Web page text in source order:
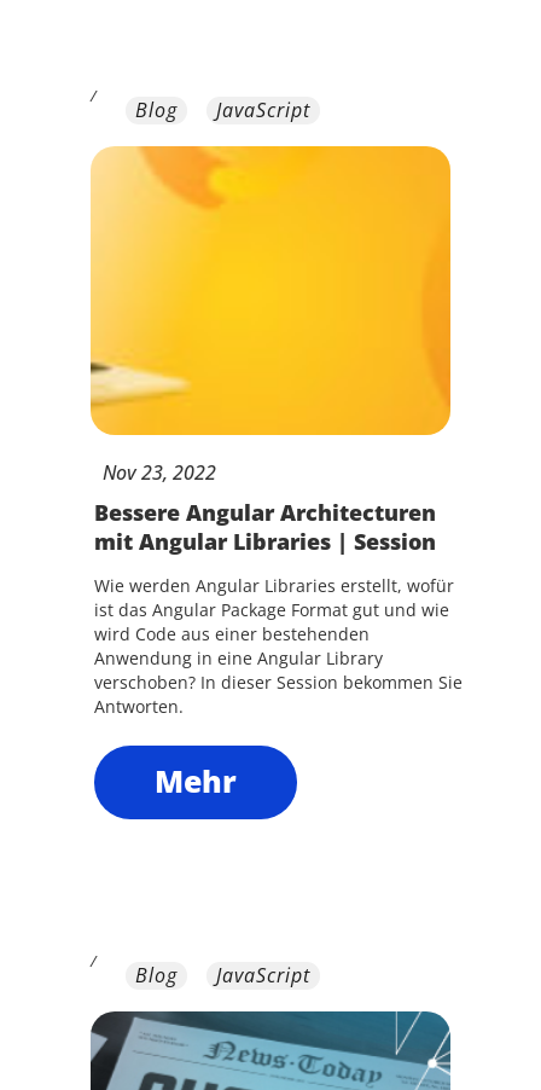
/
Blog JavaScript
Nov23, 2022
Bessere Angular Architecturen
mit Angular Libraries | Session
Wie werden Angular Libraries erstellt, wofür
ist das Angular Package Format gut und wie
wird Code aus einer bestehenden
Anwendung in eine Angular Library
verschoben? In dieser Session bekommen Sie
Antworten.
Mehr
/
Blog JavaScript